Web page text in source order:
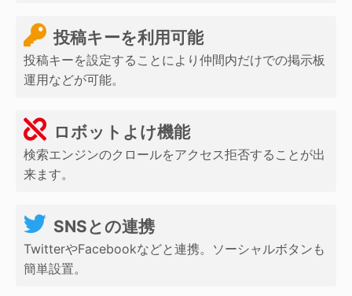
投稿キーを利用可能
投稿キーを設定することにより仲間内だけでの掲示板
運用などが可能。
ロボットよけ機能
検索エンジンのクロールをアクセス拒否することが出
来ます。
SNSとの連携
TwitterやFacebookなどと連携。ソーシャルボタンも
簡単設置。